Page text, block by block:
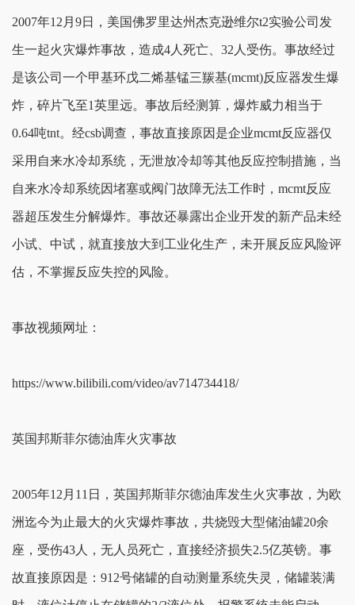
2007年12月9日，美国佛罗里达州杰克逊维尔t2实验公司发
生一起火灾爆炸事故，造成4人死亡、32人受伤。事故经过
是该公司一个甲基环戊二烯基锰三羰基(mcmt)反应器发生爆
炸，碎片飞至1英里远。事故后经测算，爆炸威力相当于
0.64吨tnt。经csb调查，事故直接原因是企业mcmt反应器仅
采用自来水冷却系统，无泄放冷却等其他反应控制措施，当
自来水冷却系统因堵塞或阀门故障无法工作时，mcmt反应
器超压发生分解爆炸。事故还暴露出企业开发的新产品未经
小试、中试，就直接放大到工业化生产，未开展反应风险评
估，不掌握反应失控的风险。
事故视频网址：
https://www.bilibili.com/video/av714734418/
英国邦斯菲尔德油库火灾事故
2005年12月11日，英国邦斯菲尔德油库发生火灾事故，为欧
洲迄今为止最大的火灾爆炸事故，共烧毁大型储油罐20余
座，受伤43人，无人员死亡，直接经济损失2.5亿英镑。事
故直接原因是：912号储罐的自动测量系统失灵，储罐装满